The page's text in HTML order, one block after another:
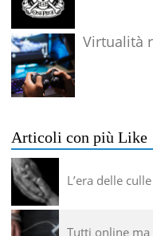
Virtualità
Articoli con più Like
L’era delle
Tutti online ma